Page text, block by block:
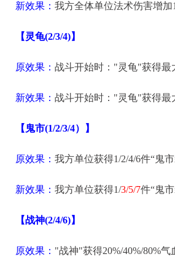
新效果：我方全体单位法术伤害增加
【灵龟(2/3/4)】
原效果：战斗开始时："灵龟"获得最
新效果：战斗开始时："灵龟"获得最
【鬼市(1/2/3/4）】
原效果：我方单位获得1/2/4/6件“鬼市
新效果：我方单位获得1/3/5/7件“鬼市
【战神(2/4/6)】
原效果： "战神"获得20%/40%/80%